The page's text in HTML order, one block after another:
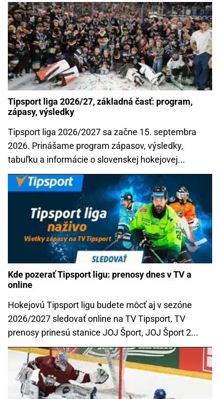
Tipsport liga 2026/27, základná časť: program,
zápasy, výsledky
Tipsport liga 2026/2027 sa začne 15. septembra
2026. Prinášame program zápasov, výsledky,
tabuľku a informácie o slovenskej hokejovej...
Kde pozerať Tipsport ligu: prenosy dnes v TV a
online
Hokejovú Tipsport ligu budete môcť aj v sezóne
2026/2027 sledovať online na TV Tipsport, TV
prenosy prinesú stanice JOJ Šport, JOJ Šport 2...